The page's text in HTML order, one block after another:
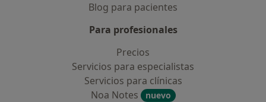
Blog para pacientes
Para profesionales
Precios
Servicios para especialistas
Servicios para clínicas
Noa Notes
nuevo